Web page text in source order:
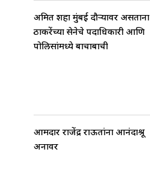
अमित शहा मुंबई दौऱ्यावर असताना
ठाकरेंच्या सेनेचे पदाधिकारी आणि
पोलिसांमध्ये बाचाबाची
आमदार राजेंद्र राऊतांना आनंदाश्रू
अनावर